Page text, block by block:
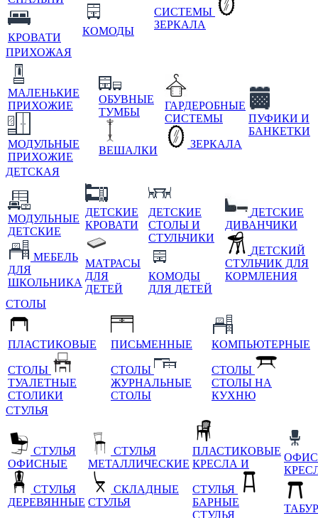
КРОВАТИ
КОМОДЫ
СИСТЕМЫ
ЗЕРКАЛА
ПРИХОЖАЯ
МАЛЕНЬКИЕ
ПРИХОЖИЕ
МОДУЛЬНЫЕ
ПРИХОЖИЕ
ОБУВНЫЕ
ТУМБЫ
ВЕШАЛКИ
ГАРДЕРОБНЫЕ
СИСТЕМЫ
ЗЕРКАЛА
ПУФИКИ И
БАНКЕТКИ
ДЕТСКАЯ
МОДУЛЬНЫЕ
ДЕТСКИЕ
МЕБЕЛЬ
ДЛЯ
ШКОЛЬНИКА
ДЕТСКИЕ
КРОВАТИ
МАТРАСЫ
ДЛЯ
ДЕТЕЙ
ДЕТСКИЕ
СТОЛЫ И
СТУЛЬЧИКИ
КОМОДЫ
ДЛЯ ДЕТЕЙ
ДЕТСКИЕ
ДИВАНЧИКИ
ДЕТСКИЙ
СТУЛЬЧИК ДЛЯ
КОРМЛЕНИЯ
СТОЛЫ
ПЛАСТИКОВЫЕ
СТОЛЫ
ТУАЛЕТНЫЕ
СТОЛИКИ
ПИСЬМЕННЫЕ
СТОЛЫ
ЖУРНАЛЬНЫЕ
СТОЛЫ
КОМПЬЮТЕРНЫЕ
СТОЛЫ
СТОЛЫ НА
КУХНЮ
СТУЛЬЯ
СТУЛЬЯ
ОФИСНЫЕ
СТУЛЬЯ
ДЕРЕВЯННЫЕ
СТУЛЬЯ
МЕТАЛЛИЧЕСКИЕ
СКЛАДНЫЕ
СТУЛЬЯ
ПЛАСТИКОВЫЕ
КРЕСЛА И
СТУЛЬЯ
БАРНЫЕ
СТУЛЬЯ